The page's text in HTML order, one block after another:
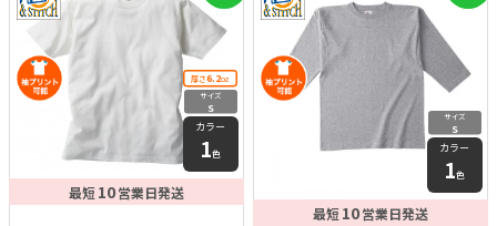
厚さ6.2oz
サイズ
S
カラー
1色
最短10営業日発送
サイズ
S
カラー
1色
最短10営業日発送